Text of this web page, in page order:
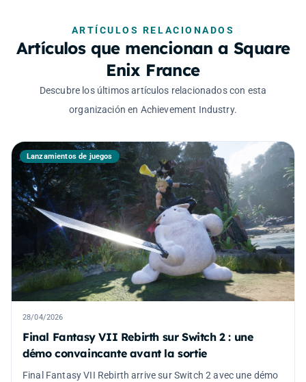
ARTÍCULOS RELACIONADOS
Artículos que mencionan a Square
Enix France
Descubre los últimos artículos relacionados con esta
organización en Achievement Industry.
Lanzamientos de juegos
28/04/2026
Final Fantasy VII Rebirth sur Switch 2 : une
démo convaincante avant la sortie
Final Fantasy VII Rebirth arrive sur Switch 2 avec une démo